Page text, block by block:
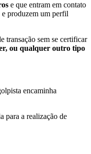
e que entram em contato
e produzem um perfil
transação sem se certificar
ou qualquer outro tipo
encaminha
para a realização de